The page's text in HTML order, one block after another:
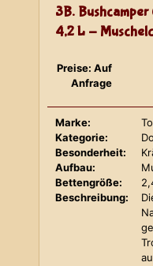
3B.
4,2 L -
Preise: Auf
Anfrage
Marke:
Kategorie:
Besonderheit:
Aufbau:
Bettengröße:
Beschreibung: